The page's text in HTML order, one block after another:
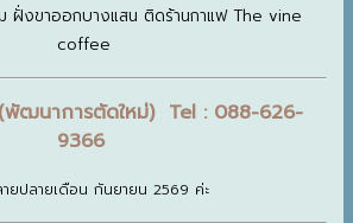
ฝั่งขาออกบางแสน ติดร้านกาแฟ The vine
coffee
พัฒนาการตัดใหม่) Tel : 088-626-
9366
ายปลายเดือน กันยายน 2569 ค่ะ